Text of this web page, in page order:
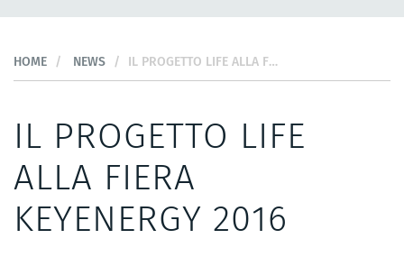
NETWORKING
HOME NEWS IL PROGETTO LIFE ALLA FIERA KEYENERGY 2016
IL PROGETTO LIFE
ALLA FIERA
KEYENERGY 2016